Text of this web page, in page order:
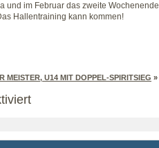
und im Februar das zweite Wochenende
Hallentraining kann kommen!
MEISTER, U14 MIT DOPPEL-SPIRITSIEG »